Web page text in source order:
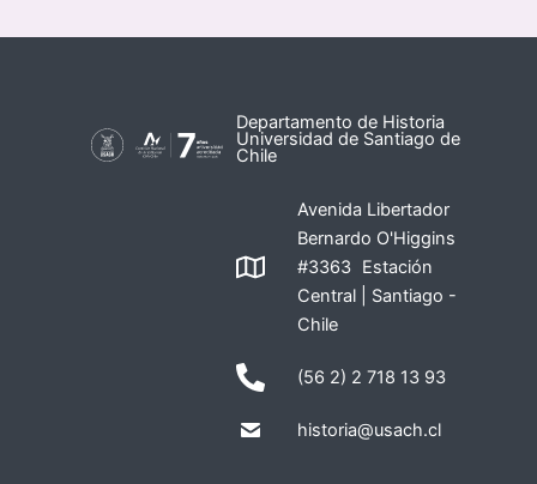
Departamento de Historia
Universidad de Santiago de
Chile
Avenida Libertador
Bernardo O'Higgins
#3363 Estación
Central | Santiago -
Chile
(56 2) 2 718 13 93
historia@usach.cl